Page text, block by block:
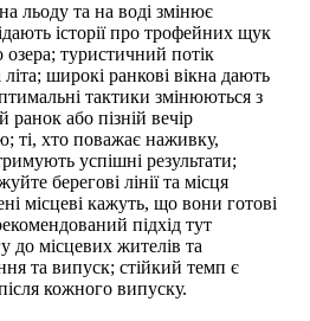
льоду та на воді змінює
історії про трофейних щук
озера; туристичний потік
літа; широкі ранкові вікна дають
тактики змінюються з
ранок або пізній вечір
ті, хто поважає наживку,
успішні результати;
берегові лінії та місця
місцеві кажуть, що вони готові
підхід тут
до місцевих жителів та
та випуск; стійкий темп є
кожного випуску.